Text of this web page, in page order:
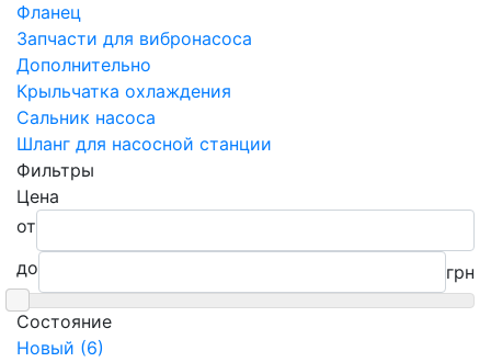
Фланец
Запчасти для вибронасоса
Дополнительно
Крыльчатка охлаждения
Сальник насоса
Шланг для насосной станции
Фильтры
Цена
от
до
грн
Состояние
Новый (6)